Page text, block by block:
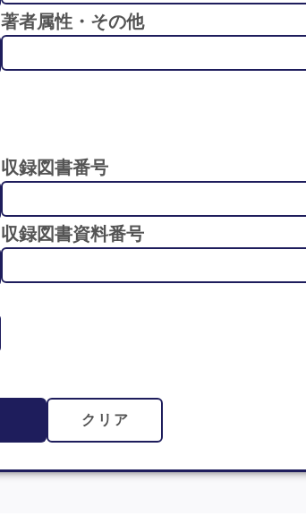
著者属性・その他
収録図書番号
収録図書資料番号
クリア